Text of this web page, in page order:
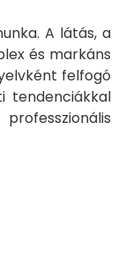
A látás, a
és markáns
felfogó
tendenciákkal